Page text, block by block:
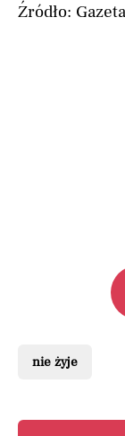
Źródło:
nie żyje